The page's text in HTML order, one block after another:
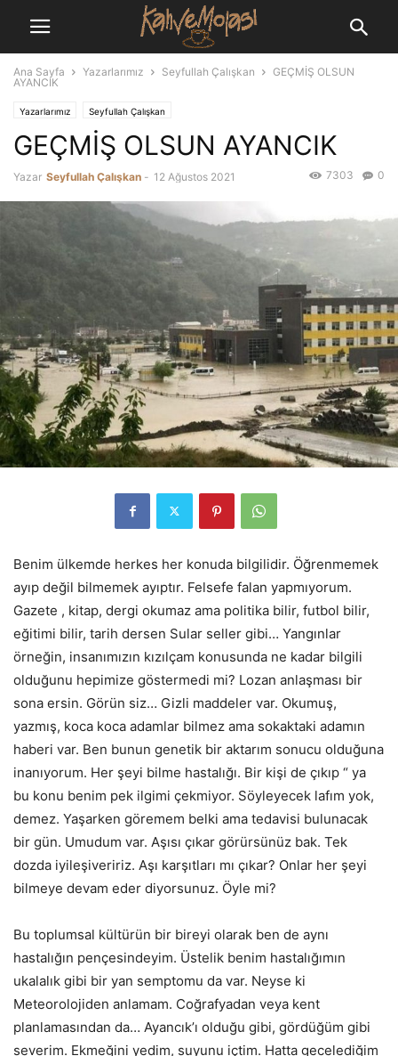
Ana Sayfa Yazarlarımız Seyfullah Çalışkan
GEÇMİŞ OLSUN
AYANCIK
Yazarlarımız Seyfullah Çalışkan
GEÇMİŞ OLSUN AYANCIK
Yazar Seyfullah Çalışkan - 12 Ağustos 2021 0
7303
Benim ülkemde herkes her konuda bilgilidir. Öğrenmemek
ayıp değil bilmemek ayıptır. Felsefe falan yapmıyorum.
Gazete , kitap, dergi okumaz ama politika bilir, futbol bilir,
eğitimi bilir, tarih dersen Sular seller gibi… Yangınlar
örneğin, insanımızın kızılçam konusunda ne kadar bilgili
olduğunu hepimize göstermedi mi? Lozan anlaşması bir
sona ersin. Görün siz… Gizli maddeler var. Okumuş,
yazmış, koca koca adamlar bilmez ama sokaktaki adamın
haberi var. Ben bunun genetik bir aktarım sonucu olduğuna
inanıyorum. Her şeyi bilme hastalığı. Bir kişi de çıkıp “ ya
bu konu benim pek ilgimi çekmiyor. Söyleyecek lafım yok,
demez. Yaşarken göremem belki ama tedavisi bulunacak
bir gün. Umudum var. Aşısı çıkar görürsünüz bak. Tek
dozda iyileşiveririz. Aşı karşıtları mı çıkar? Onlar her şeyi
bilmeye devam eder diyorsunuz. Öyle mi?
Bu toplumsal kültürün bir bireyi olarak ben de aynı
hastalığın pençesindeyim. Üstelik benim hastalığımın
ukalalık gibi bir yan semptomu da var. Neyse ki
Meteorolojiden anlamam. Coğrafyadan veya kent
planlamasından da… Ayancık’ı olduğu gibi, gördüğüm gibi
severim. Ekmeğini yedim, suyunu içtim. Hatta gecelediğim